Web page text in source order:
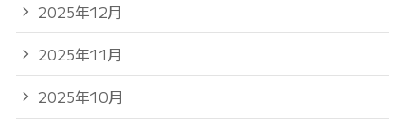
2025年12月
2025年11月
2025年10月